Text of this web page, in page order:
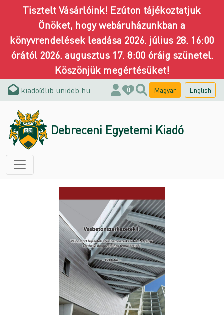
Tisztelt Vásárlóink! Ezúton tájékoztatjuk
Önöket, hogy webáruházunkban a
könyvrendelések leadása 2026. július 28. 16:00
órától 2026. augusztus 17. 8:00 óráig szünetel.
Köszönjük megértésüket!
kiado@lib.unideb.hu 0 Magyar English
Debreceni Egyetemi Kiadó